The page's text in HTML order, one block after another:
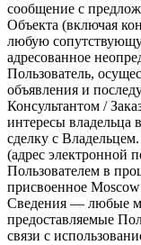
сообщение с
Объекта (включая
любую
адресованное
Пользователь,
объявления и
Консультантом /
интересы
сделку с
(адрес электронной
Пользователем в
присвоенное
Сведения — любые
предоставляемые
связи с